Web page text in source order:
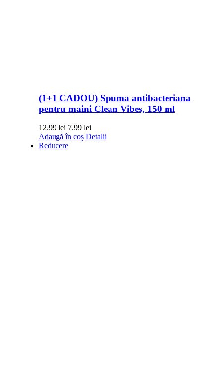
(1+1 CADOU) Spuma antibacteriana
pentru maini Clean Vibes, 150 ml
12.99lei Prețul
inițial
a
7.99 leiPrețul
curent
Adaugă în coș Detalii
Reducere